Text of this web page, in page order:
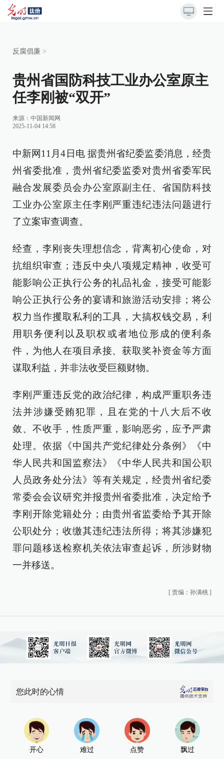
反腐倡廉 >
贵州省国防科技工业办公室原主
任李刚被“双开”
来源： 中国新闻网
2025-11-04 14:58
中新网11月4日电 据贵州省纪委监委消息，经贵
州省委批准，贵州省纪委监委对贵州省委军民
融合发展委员会办公室原副主任、省国防科技
工业办公室原主任李刚严重违纪违法问题进行
了立案审查调查。
经查，李刚丧失理想信念，背离初心使命，对
抗组织审查；违反中央八项规定精神，收受可
能影响公正执行公务的礼品礼金，接受可能影
响公正执行公务的宴请和旅游活动安排；将公
权力当作攫取私利的工具，大搞权钱交易，利
用职务便利以及职权或者地位形成的便利条
件，为他人在项目承接、获取奖补资金等方面
谋取利益，并非法收受巨额财物。
李刚严重违反党的政治纪律，构成严重职务违
法并涉嫌受贿犯罪，且在党的十八大后不收
敛、不收手，性质严重，影响恶劣，应予严肃
处理。依据《中国共产党纪律处分条例》《中
华人民共和国监察法》《中华人民共和国公职
人员政务处分法》等有关规定，经贵州省纪委
常委会会议研究并报贵州省委批准，决定给予
李刚开除党籍处分；由贵州省监委给予其开除
公职处分；收缴其违纪违法所得；将其涉嫌犯
罪问题移送检察机关依法审查起诉，所涉财物
一并移送。
[ 责编：孙满桃 ]
您此时的心情
开心 难过 点赞 飘过